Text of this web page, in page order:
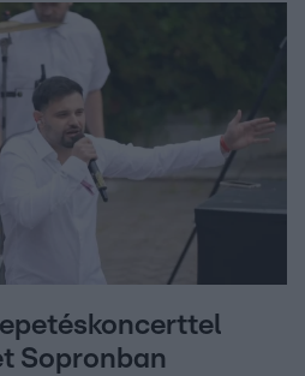
Sopronban